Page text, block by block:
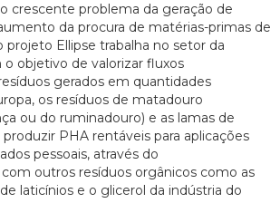
crescente problema da geração de
da procura de matérias-primas de
projeto Ellipse trabalha no setor da
objetivo de valorizar fluxos
gerados em quantidades
os resíduos de matadouro
ou do ruminadouro) e as lamas de
produzir PHA rentáveis para aplicações
pessoais, através do
outros resíduos orgânicos como as
laticínios e o glicerol da indústria do